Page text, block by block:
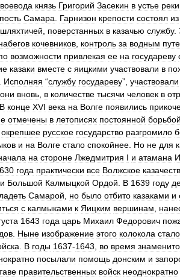
воевода князь Григорий Засекин в устье реки
Самара Гарнизон крепости состоял из
шляхтичей поверстанных в казачью службу.
кочевников контроль за водным
возможности привлекая ее на государеву
казаки вместе с яицкими участвовали в
Исполняя “службу государеву”, участвовали
они вновь в количестве тысячи человек в
В конце XVI века на Волге появились
е отмечены в летописях постоянной борьбой
окрепшее русское государство разгромило
и на Волге стало спокойнее Но не для
на стороне Лжедмитрия I и атамана
года практически все Волжское
Большой Калмыцкой Ордой В 1639 году
Самарой но было отбито казаками и
с калмыками к Яицким вершинам
1643 года царь Михаил Федорович
Ныне изображение этого колокола стало
В годы 1637-1643 во время
посылали помощь донским и
правительственных войск неоднократно